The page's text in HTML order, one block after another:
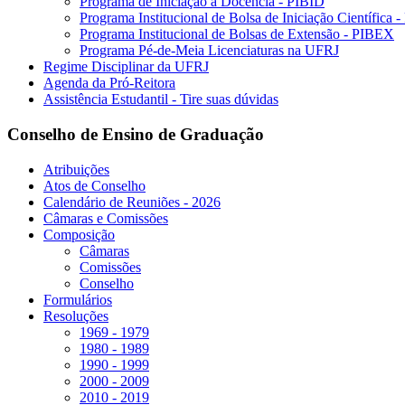
Programa Institucional de Bolsa de Iniciação Científica
Programa Institucional de Bolsas de Extensão - PIBEX
Programa Pé-de-Meia Licenciaturas na UFRJ
Regime Disciplinar da UFRJ
Agenda da Pró-Reitora
Assistência Estudantil - Tire suas dúvidas
Conselho de Ensino de Graduação
Atribuições
Atos de Conselho
Calendário de Reuniões - 2026
Câmaras e Comissões
Composição
Câmaras
Comissões
Conselho
Formulários
Resoluções
1969 - 1979
1980 - 1989
1990 - 1999
2000 - 2009
2010 - 2019